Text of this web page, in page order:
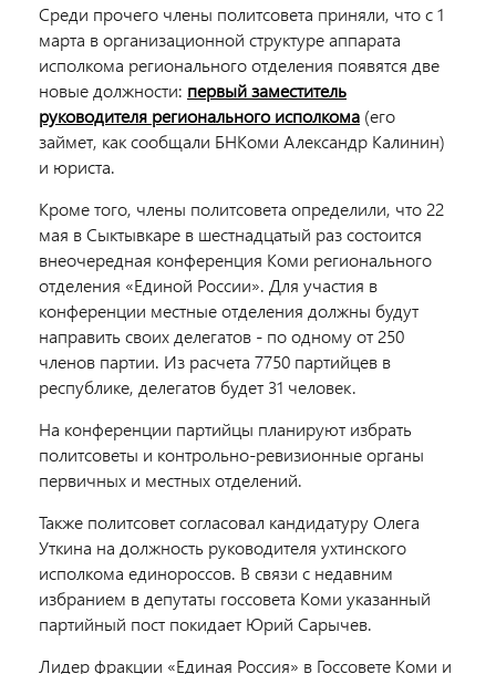
Среди прочего члены политсовета приняли, что с 1
марта в организационной структуре аппарата
исполкома регионального отделения появятся две
новые должности: первый заместитель
руководителя регионального исполкома (его
займет, как сообщали БНКоми Александр Калинин)
и юриста.
Кроме того, члены политсовета определили, что 22
мая в Сыктывкаре в шестнадцатый раз состоится
внеочередная конференция Коми регионального
отделения «Единой России». Для участия в
конференции местные отделения должны будут
направить своих делегатов - по одному от 250
членов партии. Из расчета 7750 партийцев в
республике, делегатов будет 31 человек.
На конференции партийцы планируют избрать
политсоветы и контрольно-ревизионные органы
первичных и местных отделений.
Также политсовет согласовал кандидатуру Олега
Уткина на должность руководителя ухтинского
исполкома единороссов. В связи с недавним
избранием в депутаты госсовета Коми указанный
партийный пост покидает Юрий Сарычев.
Лидер фракции «Единая Россия» в Госсовете Коми и